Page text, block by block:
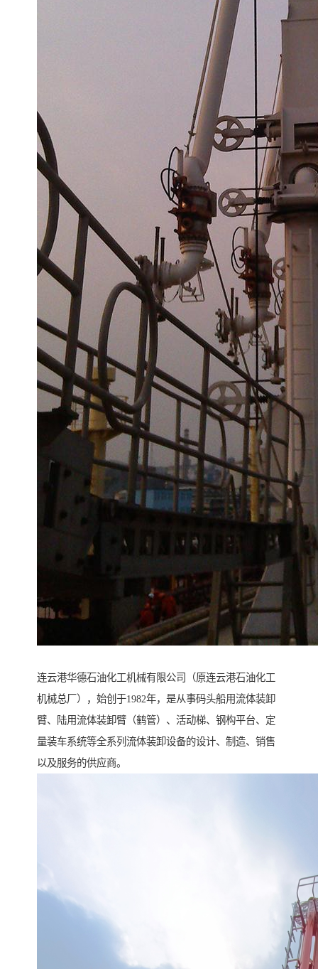
连云港华德石油化工机械有限公司（原连云港石油化工
机械总厂），始创于1982年，是从事码头船用流体装卸
臂、陆用流体装卸臂（鹤管）、活动梯、钢构平台、定
量装车系统等全系列流体装卸设备的设计、制造、销售
以及服务的供应商。